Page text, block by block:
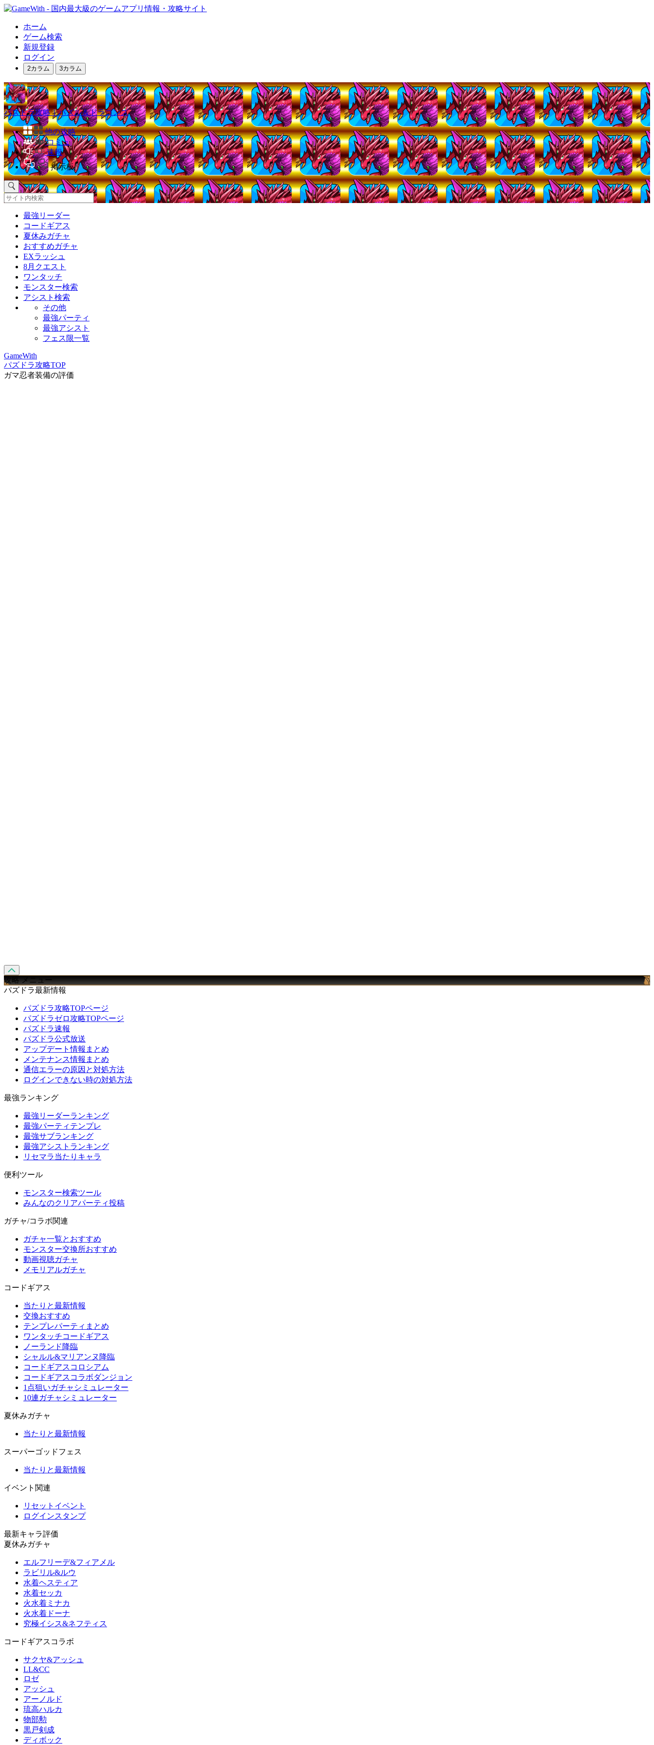
ホーム
ゲーム検索
新規登録
ログイン
2カラム 3カラム
パズドラ攻略｜パズル＆ドラゴンズ
他の攻略
コミュ
速報
掲示板
最強リーダー
コードギアス
夏休みガチャ
おすすめガチャ
EXラッシュ
8月クエスト
ワンタッチ
モンスター検索
アシスト検索
その他
最強パーティ
最強アシスト
フェス限一覧
GameWith
パズドラ攻略TOP
ガマ忍者装備の評価
攻略 メニュー
パズドラ最新情報
パズドラ攻略TOPページ
パズドラゼロ攻略TOPページ
パズドラ速報
パズドラ公式放送
アップデート情報まとめ
メンテナンス情報まとめ
通信エラーの原因と対処方法
ログインできない時の対処方法
最強ランキング
最強リーダーランキング
最強パーティテンプレ
最強サブランキング
最強アシストランキング
リセマラ当たりキャラ
便利ツール
モンスター検索ツール
みんなのクリアパーティ投稿
ガチャ/コラボ関連
ガチャ一覧とおすすめ
モンスター交換所おすすめ
動画視聴ガチャ
メモリアルガチャ
コードギアス
当たりと最新情報
交換おすすめ
テンプレパーティまとめ
ワンタッチコードギアス
ノーランド降臨
シャルル&マリアンヌ降臨
コードギアスコロシアム
コードギアスコラボダンジョン
1点狙いガチャシミュレーター
10連ガチャシミュレーター
夏休みガチャ
当たりと最新情報
スーパーゴッドフェス
当たりと最新情報
イベント関連
リセットイベント
ログインスタンプ
最新キャラ評価
夏休みガチャ
エルフリーデ&フィアメル
ラビリル&ルウ
水着ヘスティア
水着セッカ
火水着ミナカ
火水着ドーナ
究極イシス&ネフティス
コードギアスコラボ
サクヤ&アッシュ
LL&CC
ロゼ
アッシュ
アーノルド
琉高ハルカ
物部勲
黒戸剣成
ディボック